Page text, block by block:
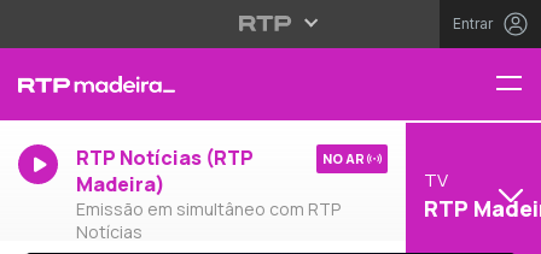
Entrar
RTP Notícias (RTP
Madeira)
Emissão em simultâneo com RTP
Notícias
NO AR
TV
RTP